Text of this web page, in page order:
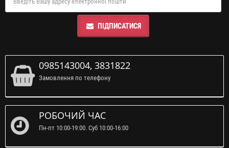
ПІДПИСАТИСЯ
0985143004, 3831822
Замовлення по телефону
РОБОЧИЙ ЧАС
Пн-пт 10:00-19:00. Суб 10:00-16:00